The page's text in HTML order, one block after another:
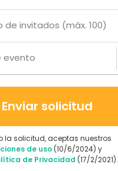
de invitados (máx. 100)
evento
Enviar solicitud
la solicitud, aceptas nuestros
de uso (10/6/2024) y
de Privacidad (17/2/2021).